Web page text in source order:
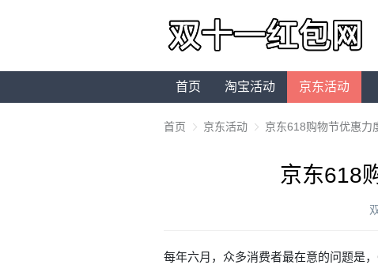
首页 淘宝活动 京东活动
首页 京东活动 京东618购物节优惠力
京东618
每年六月，众多消费者最在意的问题是